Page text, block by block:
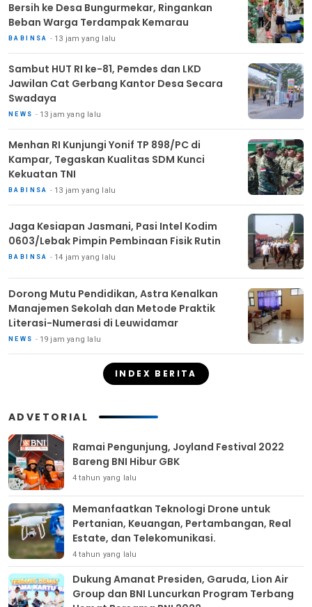
Bersih ke Desa Bungurmekar, Ringankan
Beban Warga Terdampak Kemarau
BABINSA 13 jam yang lalu
Sambut HUT RI ke-81, Pemdes dan LKD
Jawilan Cat Gerbang Kantor Desa Secara
Swadaya
NEWS 13 jam yang lalu
Menhan RI Kunjungi Yonif TP 898/PC di
Kampar, Tegaskan Kualitas SDM Kunci
Kekuatan TNI
BABINSA 13 jam yang lalu
Jaga Kesiapan Jasmani, Pasi Intel Kodim
0603/Lebak Pimpin Pembinaan Fisik Rutin
BABINSA 14 jam yang lalu
Dorong Mutu Pendidikan, Astra Kenalkan
Manajemen Sekolah dan Metode Praktik
Literasi-Numerasi di Leuwidamar
NEWS 19 jam yang lalu
INDEX BERITA
ADVETORIAL
Ramai Pengunjung, Joyland Festival 2022
Bareng BNI Hibur GBK
4 tahun yang lalu
Memanfaatkan Teknologi Drone untuk
Pertanian, Keuangan, Pertambangan, Real
Estate, dan Telekomunikasi.
4 tahun yang lalu
Dukung Amanat Presiden, Garuda, Lion Air
Group dan BNI Luncurkan Program Terbang